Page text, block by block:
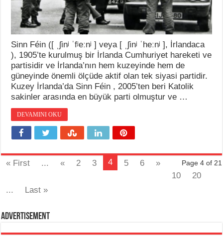
Sinn Féin ([ ˌʃinʲ ˈfʲeːnʲ ] veya [ ˌʃinʲ ˈheːnʲ ], İrlandaca
), 1905’te kurulmuş bir İrlanda Cumhuriyet hareketi ve
partisidir ve İrlanda’nın hem kuzeyinde hem de
güneyinde önemli ölçüde aktif olan tek siyasi partidir.
Kuzey İrlanda’da Sinn Féin , 2005’ten beri Katolik
sakinler arasında en büyük parti olmuştur ve …
DEVAMINI OKU
Page 4 of 21
« First ... « 2 3 4 5 6
»
10
20
...
Last »
Advertisement